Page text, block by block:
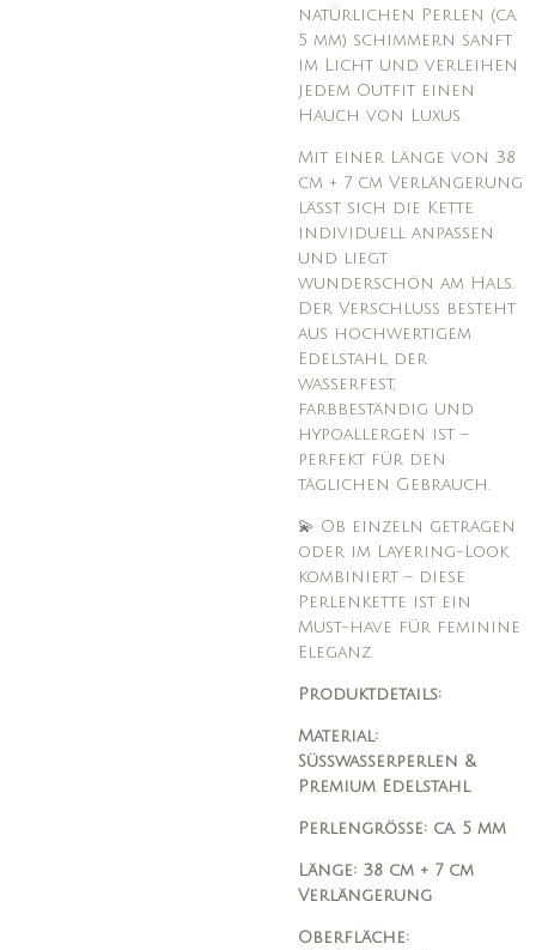
natürlichen Perlen (ca.
5 mm) schimmern sanft
im Licht und verleihen
jedem Outfit einen
Hauch von Luxus.
Mit einer Länge von 38
cm + 7 cm Verlängerung
lässt sich die Kette
individuell anpassen
und liegt
wunderschön am Hals.
Der Verschluss besteht
aus hochwertigem
Edelstahl, der
wasserfest,
farbbeständig und
hypoallergen ist –
perfekt für den
täglichen Gebrauch.
💫 Ob einzeln getragen
oder im Layering-Look
kombiniert – diese
Perlenkette ist ein
Must-have für feminine
Eleganz.
Produktdetails:
Material:
Süßwasserperlen &
Premium Edelstahl
Perlengröße: ca. 5 mm
Länge: 38 cm + 7 cm
Verlängerung
Oberfläche: